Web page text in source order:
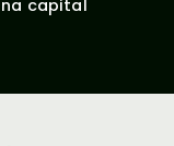
na capital